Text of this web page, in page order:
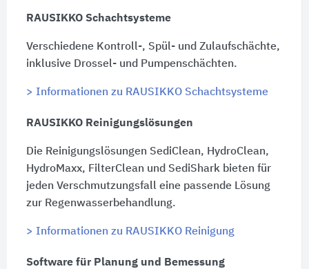
RAUSIKKO Schachtsysteme
Verschiedene Kontroll-, Spül- und Zulaufschächte,
inklusive Drossel- und Pumpenschächten.
> Informationen zu RAUSIKKO Schachtsysteme
RAUSIKKO Reinigungslösungen
Die Reinigungslösungen SediClean, HydroClean,
HydroMaxx, FilterClean und SediShark bieten für
jeden Verschmutzungsfall eine passende Lösung
zur Regenwasserbehandlung.
> Informationen zu RAUSIKKO Reinigung
Software für Planung und Bemessung